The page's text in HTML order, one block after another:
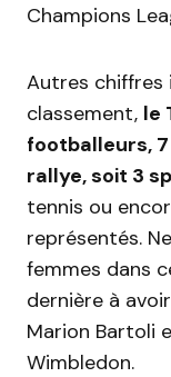
Champions
Autres chiffres
classement, le
footballeurs,
rallye, soit 3
tennis ou
représentés.
femmes dans
dernière à
Marion Bartoli
Wimbledon.